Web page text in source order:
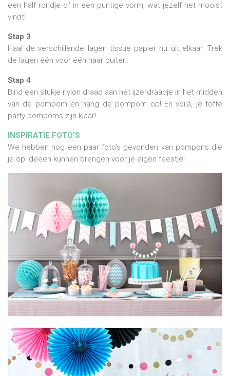
een half rondje of in een puntige vorm, wat jezelf het mooist
vindt!
Stap 3
Haal de verschillende lagen tissue papier nu uit elkaar. Trek
de lagen één voor één naar buiten.
Stap 4
Bind een stukje nylon draad aan het ijzerdraadje in het midden
van de pompom en hang de pompom op! En voilá, je toffe
party pompoms zijn klaar!
INSPIRATIE FOTO'S
We hebben nog een paar foto's gevonden van pompons die
je op ideeën kunnen brengen voor je eigen feestje!